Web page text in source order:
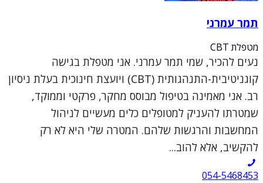
תמר עמרני
מטפלת CBT
נעים להכיר, שמי תמר עמרני. אני מטפלת בגישה
קוגניטיבית-התנהגותית (CBT) ויועצת חינוכית בעלת ניסיון
רב. אני מאמינה בטיפול מבוסס מחקר, פרקטי וממוקד,
שמטרתו להעניק למטופלים כלים מעשיים לניהול
המחשבות והרגשות שלהם. המטרה שלי היא לא רק
להקשיב, אלא להוב...
054-5468453